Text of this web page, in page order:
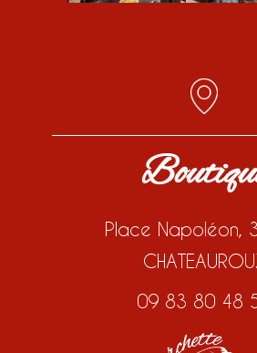
Place Napoléon,
09 83 80 48